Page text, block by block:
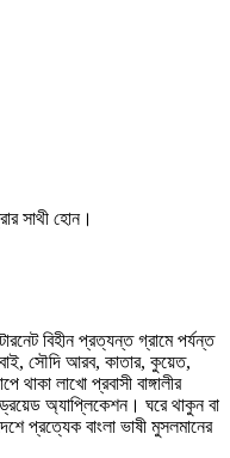
সাথী হোন।
বিহীন প্রত্যন্ত গ্রামে পর্যন্ত
সৌদি আরব, কাতার, কুয়েত,
থাকা লাখো প্রবাসী বাঙ্গালীর
অ্যাপ্লিকেশন। ঘরে থাকুন বা
প্রত্যেক বাংলা ভাষী মুসলমানের